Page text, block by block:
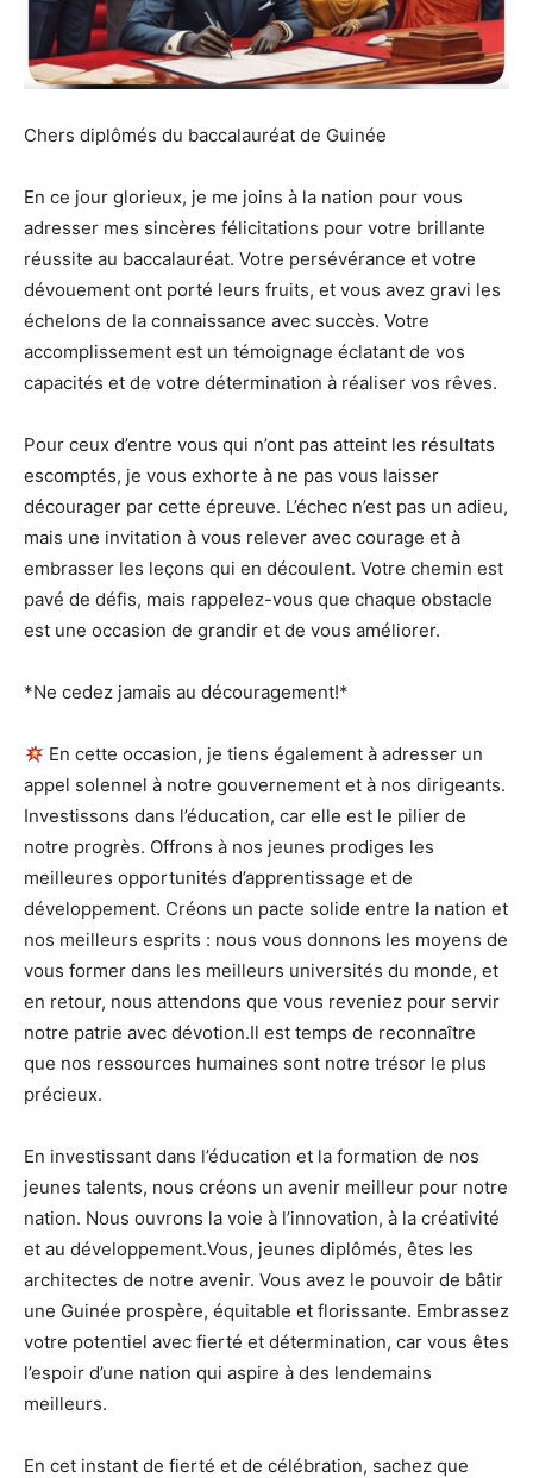
Chers diplômés du baccalauréat de Guinée
En ce jour glorieux, je me joins à la nation pour vous
adresser mes sincères félicitations pour votre brillante
réussite au baccalauréat. Votre persévérance et votre
dévouement ont porté leurs fruits, et vous avez gravi les
échelons de la connaissance avec succès. Votre
accomplissement est un témoignage éclatant de vos
capacités et de votre détermination à réaliser vos rêves.
Pour ceux d’entre vous qui n’ont pas atteint les résultats
escomptés, je vous exhorte à ne pas vous laisser
décourager par cette épreuve. L’échec n’est pas un adieu,
mais une invitation à vous relever avec courage et à
embrasser les leçons qui en découlent. Votre chemin est
pavé de défis, mais rappelez-vous que chaque obstacle
est une occasion de grandir et de vous améliorer.
*Ne cedez jamais au découragement!*
En cette occasion, je tiens également à adresser un
appel solennel à notre gouvernement et à nos dirigeants.
Investissons dans l’éducation, car elle est le pilier de
notre progrès. Offrons à nos jeunes prodiges les
meilleures opportunités d’apprentissage et de
développement. Créons un pacte solide entre la nation et
nos meilleurs esprits : nous vous donnons les moyens de
vous former dans les meilleurs universités du monde, et
en retour, nous attendons que vous reveniez pour servir
notre patrie avec dévotion.Il est temps de reconnaître
que nos ressources humaines sont notre trésor le plus
précieux.
En investissant dans l’éducation et la formation de nos
jeunes talents, nous créons un avenir meilleur pour notre
nation. Nous ouvrons la voie à l’innovation, à la créativité
et au développement.Vous, jeunes diplômés, êtes les
architectes de notre avenir. Vous avez le pouvoir de bâtir
une Guinée prospère, équitable et florissante. Embrassez
votre potentiel avec fierté et détermination, car vous êtes
l’espoir d’une nation qui aspire à des lendemains
meilleurs.
En cet instant de fierté et de célébration, sachez que